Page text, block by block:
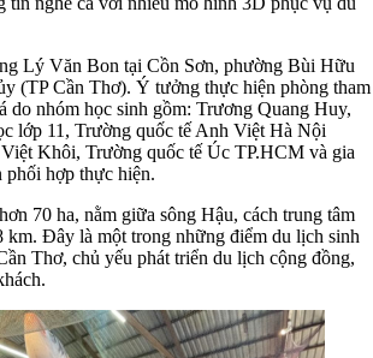
Lý Văn Bon tại Cồn Sơn, phường Bùi Hữu
(TP Cần Thơ). Ý tưởng thực hiện phòng tham
do nhóm học sinh gồm: Trương Quang Huy,
lớp 11, Trường quốc tế Anh Việt Hà Nội
Khôi, Trường quốc tế Úc TP.HCM và gia
hợp thực hiện.
70 ha, nằm giữa sông Hậu, cách trung tâm
km. Đây là một trong những điểm du lịch sinh
Thơ, chủ yếu phát triển du lịch cộng đồng,